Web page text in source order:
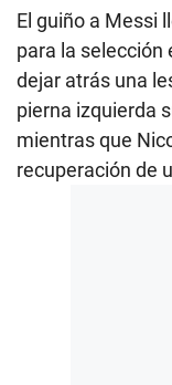
El guiño a Messi
para la selección
dejar atrás una
pierna izquierda
mientras que
recuperación de